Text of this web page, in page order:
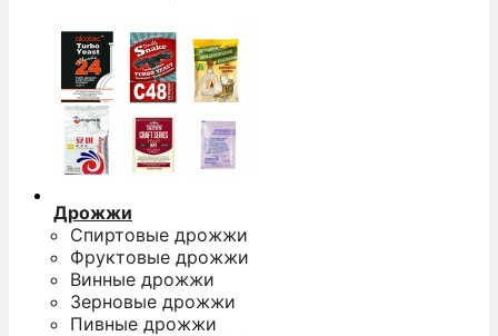
Дрожжи
Спиртовые дрожжи
Фруктовые дрожжи
Винные дрожжи
Зерновые дрожжи
Пивные дрожжи